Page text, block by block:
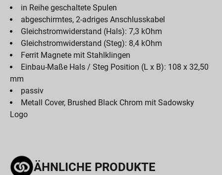
in Reihe geschaltete Spulen
abgeschirmtes, 2-adriges Anschlusskabel
Gleichstromwiderstand (Hals): 7,3 kOhm
Gleichstromwiderstand (Steg): 8,4 kOhm
Ferrit Magnete mit Stahlklingen
Einbau-Maße Hals / Steg Position (L x B): 108 x 32,50
mm
passiv
Metall Cover, Brushed Black Chrom mit Sadowsky
Logo
ÄHNLICHE PRODUKTE